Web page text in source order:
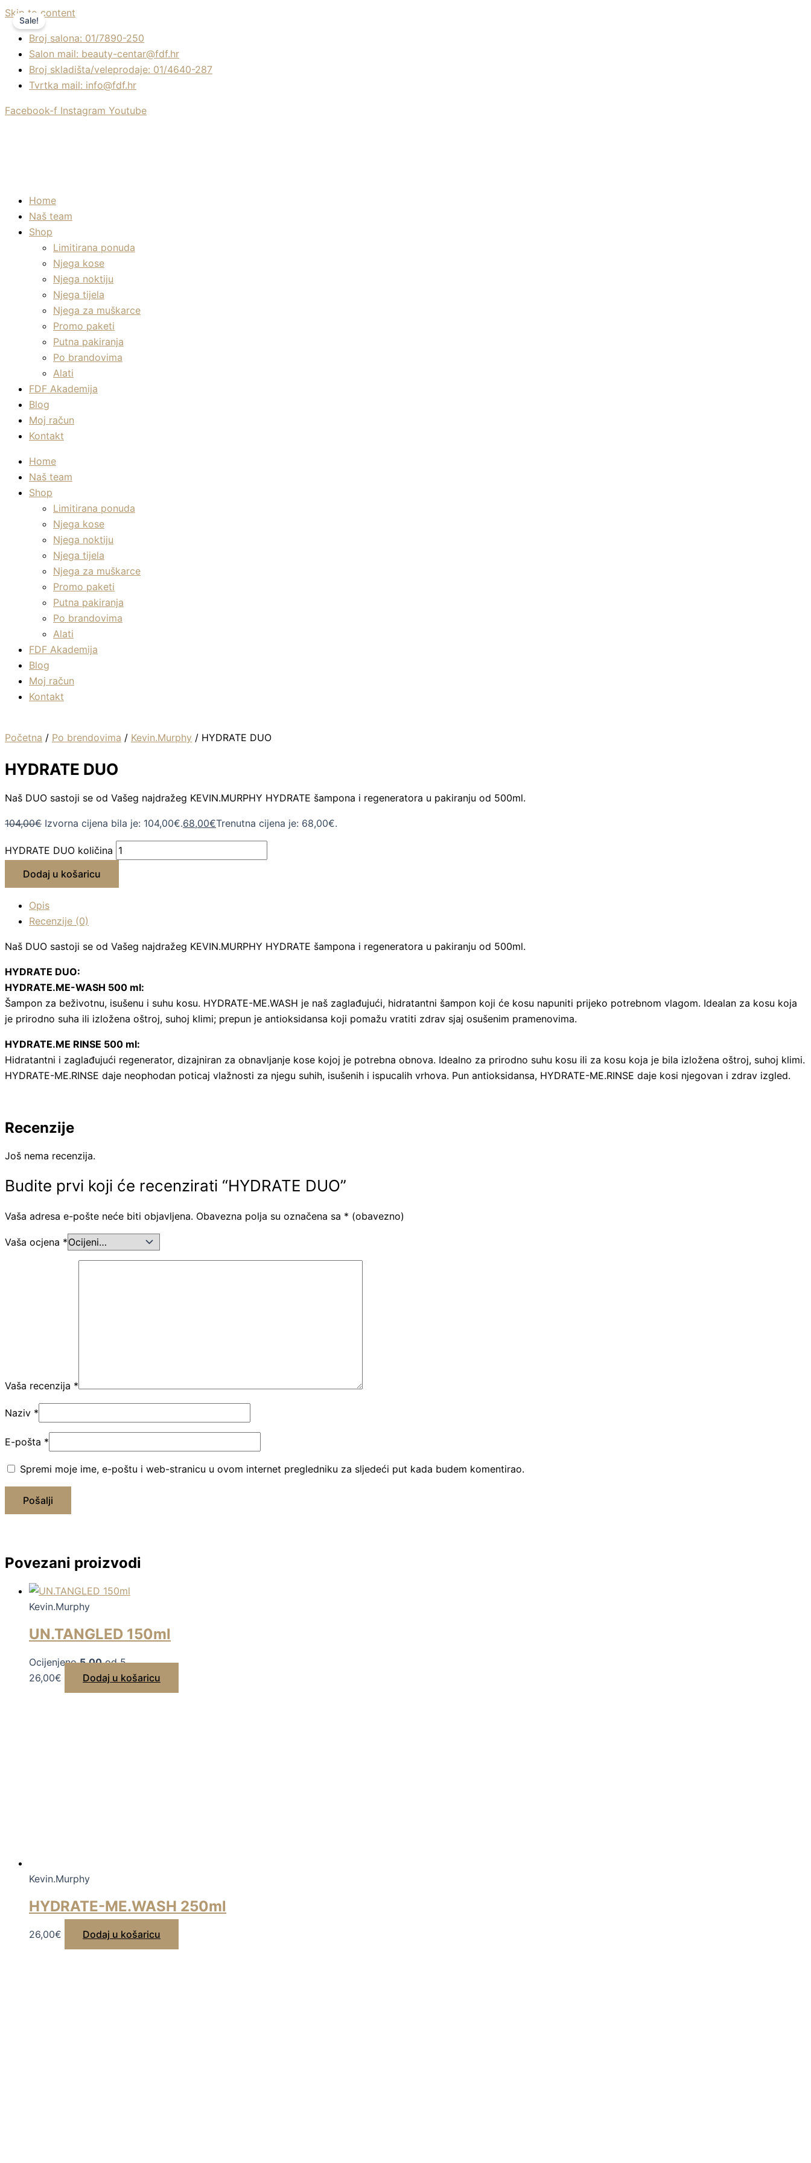
Skip to content
Broj salona: 01/7890-250
Salon mail: beauty-centar@fdf.hr
Broj skladišta/veleprodaje: 01/4640-287
Tvrtka mail: info@fdf.hr
Facebook-f Instagram Youtube
Home
Naš team
Shop
Limitirana ponuda
Njega kose
Njega noktiju
Njega tijela
Njega za muškarce
Promo paketi
Putna pakiranja
Po brandovima
Alati
FDF Akademija
Blog
Moj račun
Kontakt
Home
Naš team
Shop
Limitirana ponuda
Njega kose
Njega noktiju
Njega tijela
Njega za muškarce
Promo paketi
Putna pakiranja
Po brandovima
Alati
FDF Akademija
Blog
Moj račun
Kontakt
Sale!
Početna / Po brendovima / Kevin.Murphy / HYDRATE DUO
HYDRATE DUO
Naš DUO sastoji se od Vašeg najdražeg KEVIN.MURPHY HYDRATE šampona i regeneratora u pakiranju od 500ml.
104,00€ Izvorna cijena bila je: 104,00€.68,00€Trenutna cijena je: 68,00€.
HYDRATE DUO količina
Dodaj u košaricu
Opis
Recenzije (0)
Naš DUO sastoji se od Vašeg najdražeg KEVIN.MURPHY HYDRATE šampona i regeneratora u pakiranju od 500ml.
HYDRATE DUO:
HYDRATE.ME-WASH 500 ml:
Šampon za beživotnu, isušenu i suhu kosu. HYDRATE-ME.WASH je naš zaglađujući, hidratantni šampon koji će kosu napuniti prijeko potrebnom vlagom. Idealan za kosu koja
je prirodno suha ili izložena oštroj, suhoj klimi; prepun je antioksidansa koji pomažu vratiti zdrav sjaj osušenim pramenovima.
HYDRATE.ME RINSE 500 ml:
Hidratantni i zaglađujući regenerator, dizajniran za obnavljanje kose kojoj je potrebna obnova. Idealno za prirodno suhu kosu ili za kosu koja je bila izložena oštroj, suhoj klimi.
HYDRATE-ME.RINSE daje neophodan poticaj vlažnosti za njegu suhih, isušenih i ispucalih vrhova. Pun antioksidansa, HYDRATE-ME.RINSE daje kosi njegovan i zdrav izgled.
Recenzije
Još nema recenzija.
Budite prvi koji će recenzirati “HYDRATE DUO”
Vaša adresa e-pošte neće biti objavljena. Obavezna polja su označena sa * (obavezno)
Vaša ocjena *
Vaša recenzija *
Naziv *
E-pošta *
Spremi moje ime, e-poštu i web-stranicu u ovom internet pregledniku za sljedeći put kada budem komentirao.
Povezani proizvodi
Kevin.Murphy
UN.TANGLED 150ml
Ocijenjeno5.00od 5
26,00€ Dodaj u košaricu
Kevin.Murphy
HYDRATE-ME.WASH 250ml
26,00€ Dodaj u košaricu